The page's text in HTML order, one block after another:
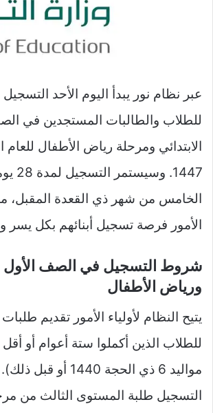
عبر نظام نور يبدأ اليوم الأحد التسجيل
للطلاب والطالبات المستجدين في
الابتدائي ومرحلة رياض الأطفال
1447.
الخامس من شهر ذي القعدة المقبل، مما
الأمور فرصة تسجيل أبنائهم بكل يسر
شروط التسجيل في الصف الأول
ورياض الأطفال
يتيح النظام لأولياء الأمور تقديم
مواليد 6 ذي الحجة
التسجيل طلبة المستوى الثالث من